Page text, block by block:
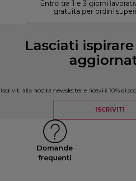
Entro tra 1 e 3 giorni
gratuita per ordini
Lasciati
Iscriviti alla nostra newsletter e ricevi il 10% di
ISCRIVITI
Domande
frequenti